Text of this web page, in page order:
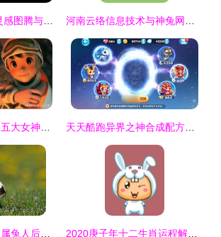
天眼神兔 未来的灵感图腾与神兔网络的雄心 河南云络信息技术与神兔网络的数字化探索之路
盘点童年动漫中的五大女神，蓝兔与静香铸就永恒回忆 天天酷跑异界之神合成配方及属性技能全解析
找到你的“活财神” 属兔人后半生真正值得珍惜的那个人是谁？ 2020庚子年十二生肖运程解析 基于开运星罗一鸣老师观点的的简易指南